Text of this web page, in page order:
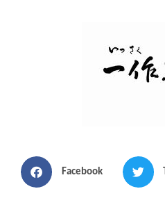
Facebook